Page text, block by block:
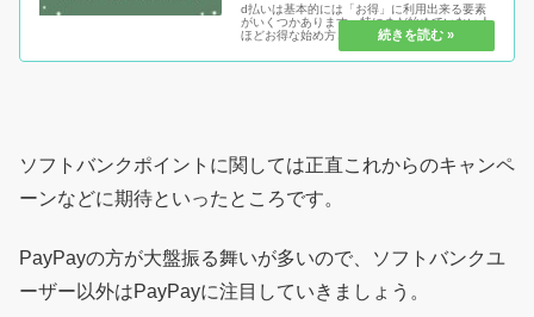
d払いは基本的には「お得」に利用出来る要素
がいくつかあります。特にまだ始めていない人
ほどお得な始め方というのがありますので、ポ
イ活をうまく組み込むことでそれらを活かすこ
とが可能です。特に継続利用面で言っても公式
ソフトバンクポイントに関しては正直これからのキャンペ
ーンなどに期待といったところです。
PayPayの方が大盤振る舞いが多いので、ソフトバンクユ
ーザー以外はPayPayに注目していきましょう。